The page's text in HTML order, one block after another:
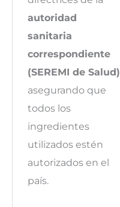
autoridad
sanitaria
correspondiente
(SEREMI de Salud)
asegurando que
todos los
ingredientes
utilizados estén
autorizados en el
país.